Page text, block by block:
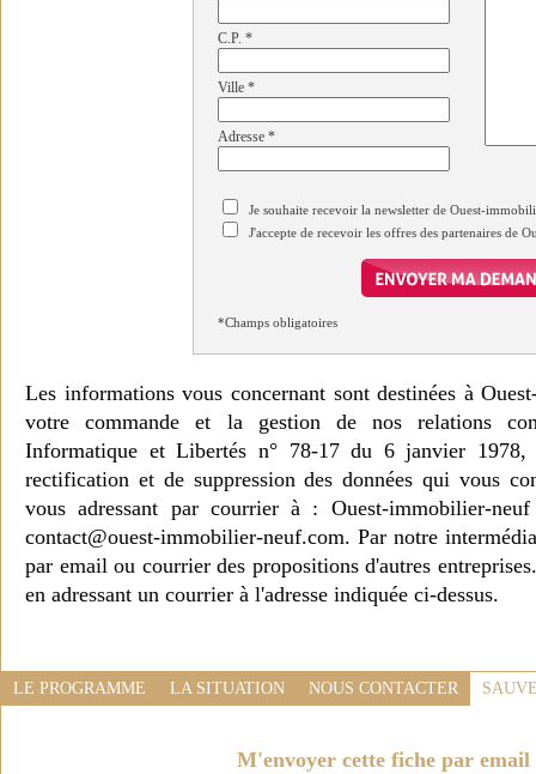
C.P. *
Ville *
Adresse *
Je souhaite recevoir la newsletter de Ouest-
J'accepte de recevoir les offres des partenaires de
*Champs obligatoires
Les informations vous concernant sont destinées à
votre commande et la gestion de nos relations
Informatique et Libertés n° 78-17 du 6 janvier 1978,
rectification et de suppression des données qui vous
vous adressant par courrier à : Ouest-immobilier-
contact@ouest-immobilier-neuf.com. Par notre
par email ou courrier des propositions d'autres
en adressant un courrier à l'adresse indiquée ci-dessus.
LE PROGRAMME LA SITUATION NOUS CONTACTER
M'envoyer cette fiche par email